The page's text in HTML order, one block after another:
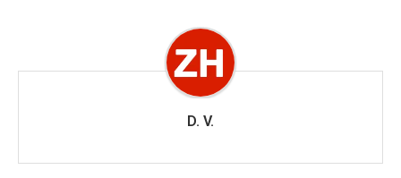
D. V.